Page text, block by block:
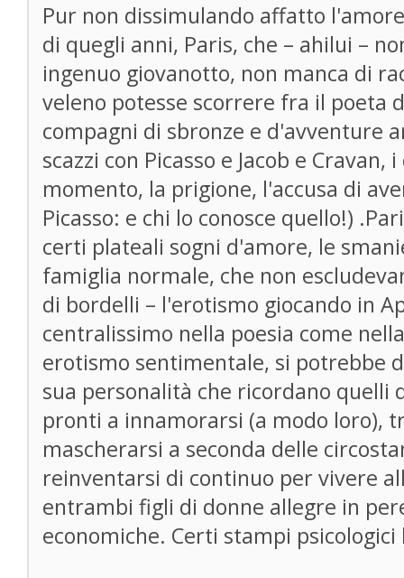
Pur non dissimulando affatto
di quegli anni, Paris, che – ahilui –
ingenuo giovanotto, non manca di
veleno potesse scorrere fra il poeta
compagni di sbronze e d'avventure
scazzi con Picasso e Jacob e
momento, la prigione, l'accusa di
Picasso: e chi lo conosce quello!)
certi plateali sogni d'amore, le
famiglia normale, che non
di bordelli – l'erotismo giocando in
centralissimo nella poesia come
erotismo sentimentale, si potrebbe
sua personalità che ricordano quelli
pronti a innamorarsi (a modo loro),
mascherarsi a seconda delle
reinventarsi di continuo per vivere
entrambi figli di donne allegre in
economiche. Certi stampi